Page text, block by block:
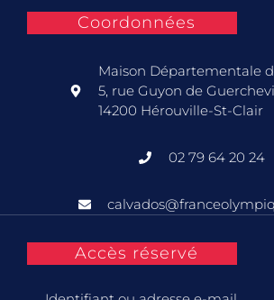
Coordonnées
Maison Départementale
5, rue Guyon de
14200 Hérouville-St-Clair
02 79 64 20 24
Accès réservé